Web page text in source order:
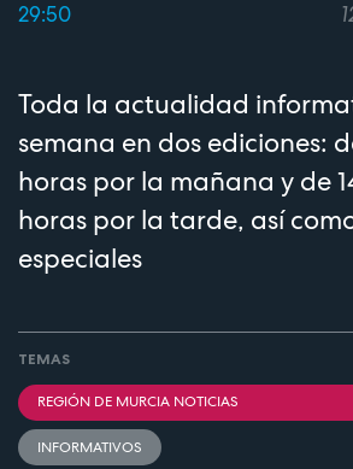
29:50
Toda la actualidad
semana en dos ediciones:
horas por la mañana y de
horas por la tarde, así
especiales
TEMAS
REGIÓN DE MURCIA NOTICIAS
INFORMATIVOS